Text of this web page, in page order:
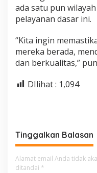
ada satu pun
pelayanan dasar ini.
“Kita ingin
mereka berada,
dan berkualitas,”
DIlihat : 1,094
Tinggalkan Balasan
Alamat email Anda tidak
ditandai *